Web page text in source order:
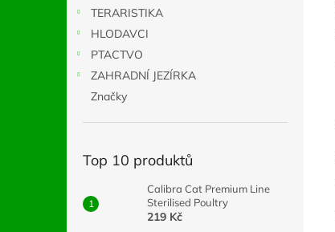
TERARISTIKA
HLODAVCI
PTACTVO
ZAHRADNÍ JEZÍRKA
Značky
Top 10 produktů
Calibra Cat Premium Line
Sterilised Poultry
219 Kč